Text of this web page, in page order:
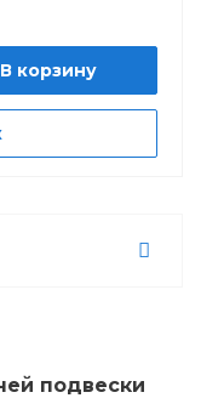
В корзину
подвески